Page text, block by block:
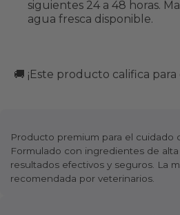
siguientes 24 a 48 horas.
agua fresca disponible.
🚚 ¡Este producto califica
Producto premium para el cuidado
Formulado con ingredientes de
resultados efectivos y seguros. La
recomendada por veterinarios.